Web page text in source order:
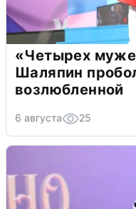
«Четырех
Шаляпин
возлюбленной
6 августа 25